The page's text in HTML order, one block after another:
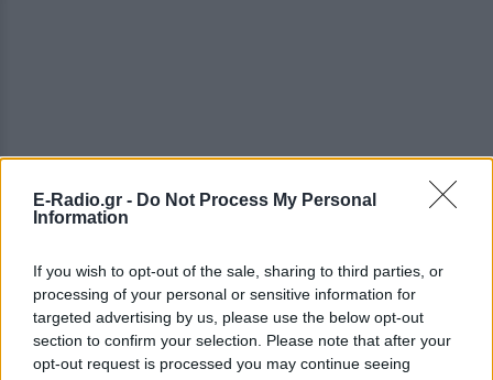
E-Radio.gr - Do Not Process My Personal
Information
If you wish to opt-out of the sale, sharing to third parties, or
processing of your personal or sensitive information for
targeted advertising by us, please use the below opt-out
section to confirm your selection. Please note that after your
opt-out request is processed you may continue seeing
ΣΤΗΝ ΙΔΙΑ ΚΑΤΗΓΟΡΙΑ
Η Ελένη Βουλγαράκη ξεσπά για